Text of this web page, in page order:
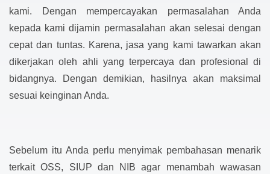
kami. Dengan mempercayakan permasalahan Anda
kepada kami dijamin permasalahan akan selesai dengan
cepat dan tuntas. Karena, jasa yang kami tawarkan akan
dikerjakan oleh ahli yang terpercaya dan profesional di
bidangnya. Dengan demikian, hasilnya akan maksimal
sesuai keinginan Anda.
Sebelum itu Anda perlu menyimak pembahasan menarik
terkait OSS, SIUP dan NIB agar menambah wawasan